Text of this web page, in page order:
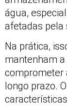
água,
afetadas pela
Na prática,
mantenham
comprometer
longo prazo.